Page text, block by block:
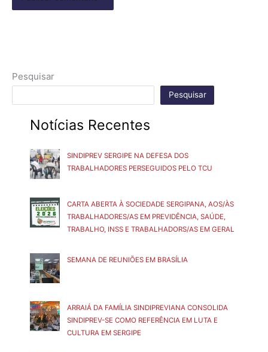
Pesquisar
Pesquisar
Notícias Recentes
SINDIPREV SERGIPE NA DEFESA DOS
TRABALHADORES PERSEGUIDOS PELO TCU
CARTA ABERTA À SOCIEDADE SERGIPANA, AOS/ÀS
TRABALHADORES/AS EM PREVIDÊNCIA, SAÚDE,
TRABALHO, INSS E TRABALHADORS/AS EM GERAL
SEMANA DE REUNIÕES EM BRASÍLIA
ARRAIÁ DA FAMÍLIA SINDIPREVIANA CONSOLIDA
SINDIPREV-SE COMO REFERÊNCIA EM LUTA E
CULTURA EM SERGIPE